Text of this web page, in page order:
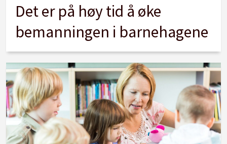
Det er på høy tid å øke
bemanningen i barnehagene